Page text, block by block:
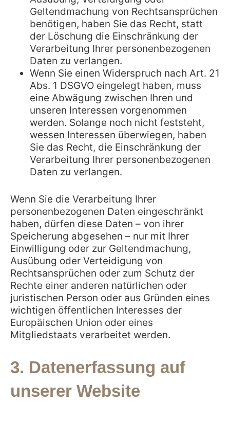
Geltendmachung von Rechtsansprüchen
benötigen, haben Sie das Recht, statt
der Löschung die Einschränkung der
Verarbeitung Ihrer personenbezogenen
Daten zu verlangen.
Wenn Sie einen Widerspruch nach Art. 21
Abs. 1 DSGVO eingelegt haben, muss
eine Abwägung zwischen Ihren und
unseren Interessen vorgenommen
werden. Solange noch nicht feststeht,
wessen Interessen überwiegen, haben
Sie das Recht, die Einschränkung der
Verarbeitung Ihrer personenbezogenen
Daten zu verlangen.
Wenn Sie die Verarbeitung Ihrer
personenbezogenen Daten eingeschränkt
haben, dürfen diese Daten – von ihrer
Speicherung abgesehen – nur mit Ihrer
Einwilligung oder zur Geltendmachung,
Ausübung oder Verteidigung von
Rechtsansprüchen oder zum Schutz der
Rechte einer anderen natürlichen oder
juristischen Person oder aus Gründen eines
wichtigen öffentlichen Interesses der
Europäischen Union oder eines
Mitgliedstaats verarbeitet werden.
3. Datenerfassung auf
unserer Website